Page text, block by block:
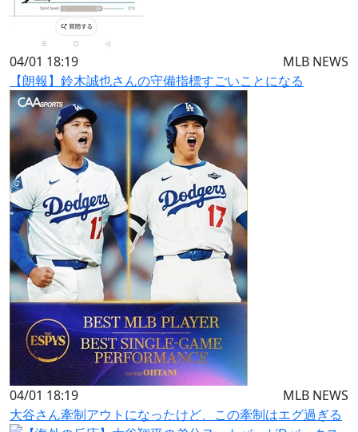
04/01 18:19
MLB NEWS
【朗報】鈴木誠也さんの守備指標すごいことになる
04/01 18:19
MLB NEWS
大谷さん牽制アウトになったけど、この牽制はエグ過ぎる